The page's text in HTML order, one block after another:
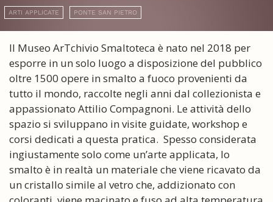
ARTI APPLICATE PONTE SAN PIETRO
Il Museo ArTchivio Smaltoteca è nato nel 2018 per
esporre in un solo luogo a disposizione del pubblico
oltre 1500 opere in smalto a fuoco provenienti da
tutto il mondo, raccolte negli anni dal collezionista e
appassionato Attilio Compagnoni. Le attività dello
spazio si sviluppano in visite guidate, workshop e
corsi dedicati a questa pratica. Spesso considerata
ingiustamente solo come un’arte applicata, lo
smalto è in realtà un materiale che viene ricavato da
un cristallo simile al vetro che, addizionato con